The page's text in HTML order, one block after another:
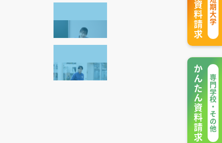
専門学校・その他
かんたん資料請求